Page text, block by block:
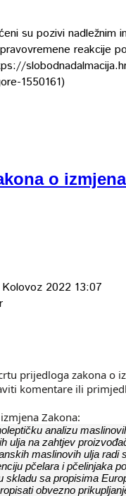
su pozivi nadležnim
reakcije
1550161)
o
2022 13:07
prijedloga zakona o
komentare ili
Zakona:
analizu
ulja na zahtjev
maslinovih ulja radi
pčelara i pčelinjaka
skladu sa propisima
obvezno